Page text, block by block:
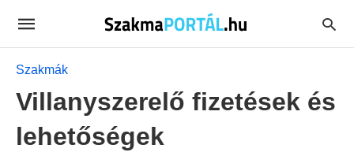
Szakmák
Villanyszerelő fizetések és
lehetőségek